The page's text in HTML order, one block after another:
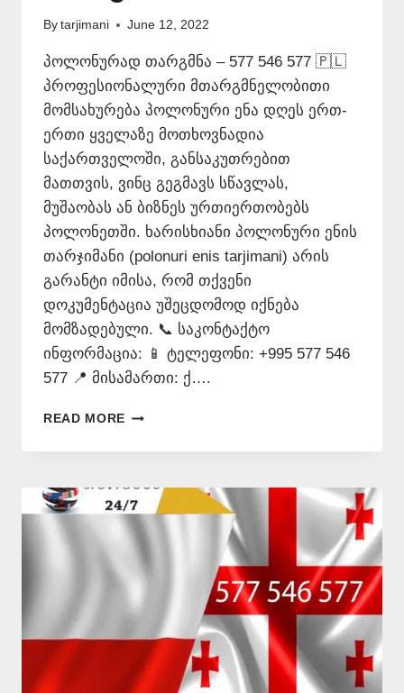
By tarjimani June 12, 2022
პოლონურად თარგმნა – 577 546 577 🇵🇱
პროფესიონალური მთარგმნელობითი
მომსახურება პოლონური ენა დღეს ერთ-
ერთი ყველაზე მოთხოვნადია
საქართველოში, განსაკუთრებით
მათთვის, ვინც გეგმავს სწავლას,
მუშაობას ან ბიზნეს ურთიერთობებს
პოლონეთში. ხარისხიანი პოლონური ენის
თარჯიმანი (polonuri enis tarjimani) არის
გარანტი იმისა, რომ თქვენი
დოკუმენტაცია უშეცდომოდ იქნება
მომზადებული. 📞 საკონტაქტო
ინფორმაცია: 📱 ტელეფონი: +995 577 546
577 📍 მისამართი: ქ….
READ MORE ᲞᲝᲚᲝᲜᲣᲠᲐᲓ
–
546
577